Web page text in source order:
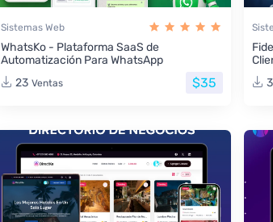
Sistemas Web
WhatsKo - Plataforma SaaS de
Automatización Para WhatsApp
23 Ventas $35